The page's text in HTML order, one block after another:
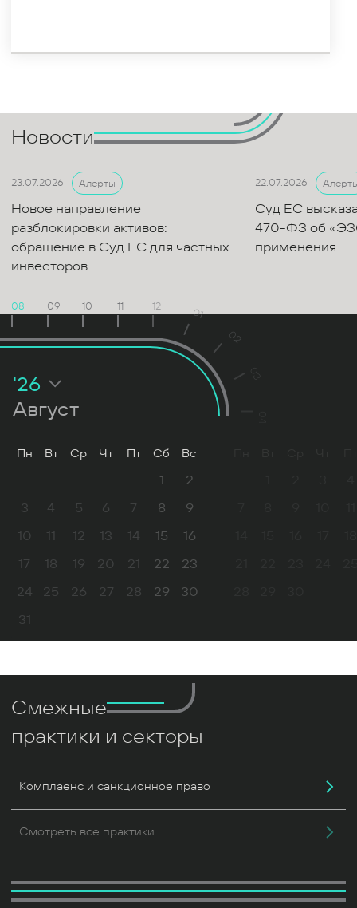
Новости
23.07.2026 Алерты
Новое направление
разблокировки активов:
обращение в Суд ЕС для частных
инвесторов
22.07.2026
Суд ЕС
470-ФЗ об
применения
08 09 10 11 12 01
02
Август
'26
Пн Вт Ср Чт Пт Сб Вс
1
2
3
4 5 6 7 8
9
10
11 12 13 14 15
16
17
18 19 20 21 22
23
24
25 26 27 28 29
30
31
Смежные
практики и секторы
Комплаенс и санкционное право
Смотреть все практики